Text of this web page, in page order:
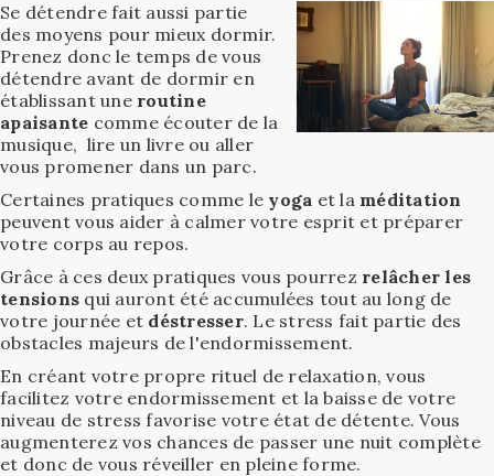
Se détendre fait aussi partie
des moyens pour mieux dormir.
Prenez donc le temps de vous
détendre avant de dormir en
établissant uneroutine
apaisante comme écouter de la
musique, lire un livre ou aller
vous promener dans un parc.
Certaines pratiques comme le yoga et la méditation
peuvent vous aider à calmer votre esprit et préparer
votre corps au repos.
Grâce à ces deux pratiques vous pourrez relâcher les
tensions qui auront été accumulées tout au long de
votre journée et déstresser. Le stress fait partie des
obstacles majeurs de l'endormissement.
En créant votre propre rituel de relaxation, vous
facilitez votre endormissement et la baisse de votre
niveau de stress favorise votre état de détente. Vous
augmenterez vos chances de passer une nuit complète
et donc de vous réveiller en pleine forme.